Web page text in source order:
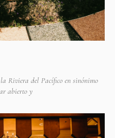
Riviera del Pacífico en sinónimo
abierto y